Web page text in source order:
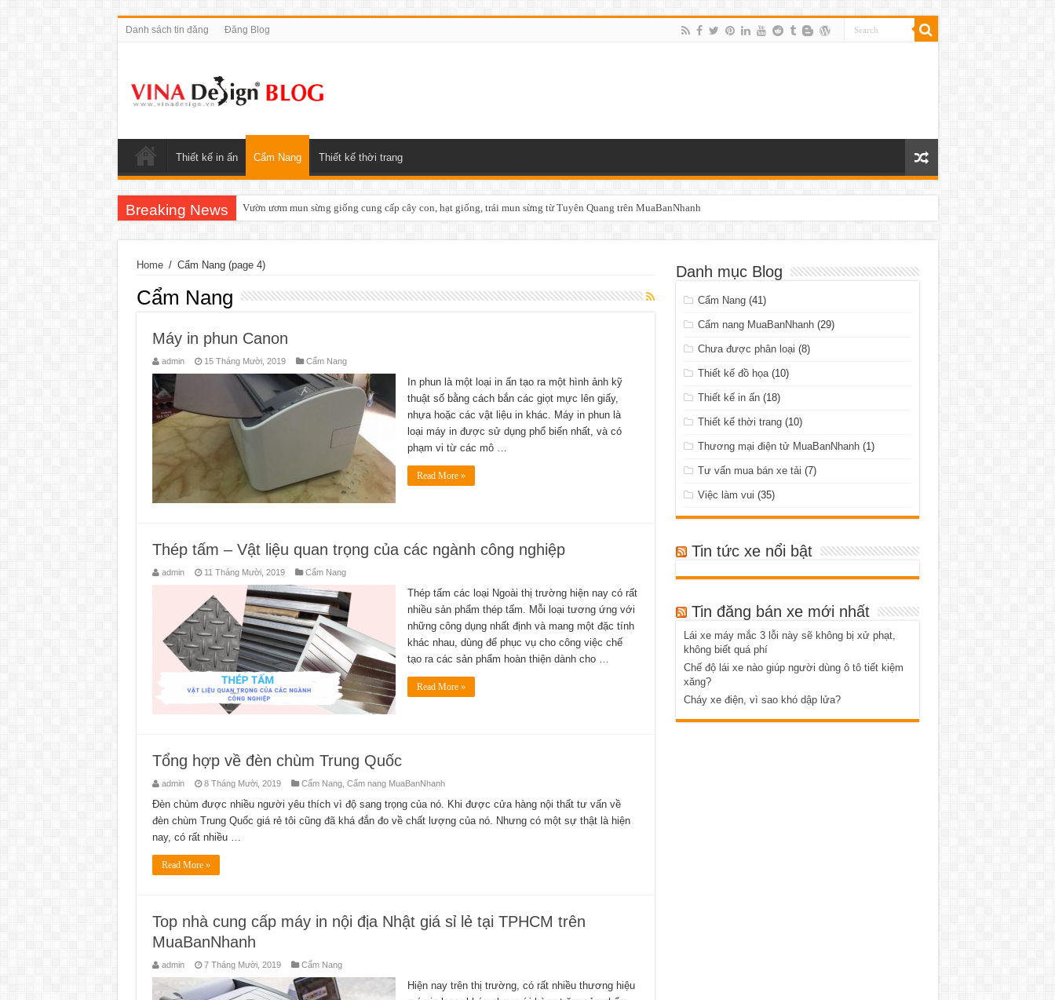
Danh sách tin đăng Đăng Blog
Thiết kế in ấn Cẩm Nang Thiết kế thời trang
Breaking News Vườn ươm mun sừng giống cung cấp cây con, hạt giống, trái mun sừng từ Tuyên Quang trên MuaBanNhanh
Home / Cẩm Nang(page 4)
Cẩm Nang
Máy in phun Canon
admin 15 Tháng Mười, 2019 Cẩm Nang
In phun là một loại in ấn tạo ra một hình ảnh kỹ
thuật số bằng cách bắn các giọt mực lên giấy,
nhựa hoặc các vật liệu in khác. Máy in phun là
loại máy in được sử dụng phổ biến nhất, và có
phạm vi từ các mô …
Read More »
Thép tấm – Vật liệu quan trọng của các ngành công nghiệp
admin 11 Tháng Mười, 2019 Cẩm Nang
Thép tấm các loại Ngoài thị trường hiện nay có rất
nhiều sản phẩm thép tấm. Mỗi loại tương ứng với
những công dụng nhất định và mang một đặc tính
khác nhau, dùng để phục vụ cho công việc chế
tạo ra các sản phẩm hoàn thiện dành cho …
Read More »
Tổng hợp về đèn chùm Trung Quốc
admin 8 Tháng Mười, 2019 Cẩm Nang, Cẩm nang MuaBanNhanh
Đèn chùm được nhiều người yêu thích vì độ sang trọng của nó. Khi được cửa hàng nội thất tư vấn về
đèn chùm Trung Quốc giá rẻ tôi cũng đã khá đắn đo về chất lượng của nó. Nhưng có một sự thật là hiện
nay, có rất nhiều …
Read More »
Top nhà cung cấp máy in nội địa Nhật giá sỉ lẻ tại TPHCM trên
MuaBanNhanh
admin 7 Tháng Mười, 2019 Cẩm Nang
Hiện nay trên thị trường, có rất nhiều thương hiệu
Danh mục Blog
Cẩm Nang (41)
Cẩm nang MuaBanNhanh (29)
Chưa được phân loại (8)
Thiết kế đồ họa (10)
Thiết kế in ấn (18)
Thiết kế thời trang (10)
Thương mại điện tử MuaBanNhanh (1)
Tư vấn mua bán xe tải (7)
Việc làm vui (35)
Tin tức xe nổi bật
Tin đăng bán xe mới nhất
Lái xe máy mắc 3 lỗi này sẽ không bị xử phạt,
không biết quá phí
Chế độ lái xe nào giúp người dùng ô tô tiết kiệm
xăng?
Cháy xe điện, vì sao khó dập lửa?